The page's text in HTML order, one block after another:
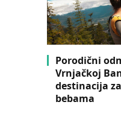
Porodični
Vrnjačkoj
destinacija
bebama